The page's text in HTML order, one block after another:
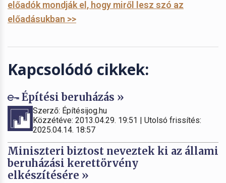
előadók mondják el, hogy miről lesz szó az
előadásukban >>
Kapcsolódó cikkek:
Építési beruházás »
Szerző: Építésijog.hu
Közzétéve: 2013.04.29. 19:51 | Utolsó frissítés:
2025.04.14. 18:57
Miniszteri biztost neveztek ki az állami
beruházási kerettörvény
elkészítésére »